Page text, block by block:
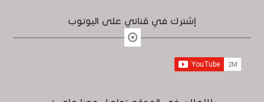
إشترك في قناتي على اليوتوب